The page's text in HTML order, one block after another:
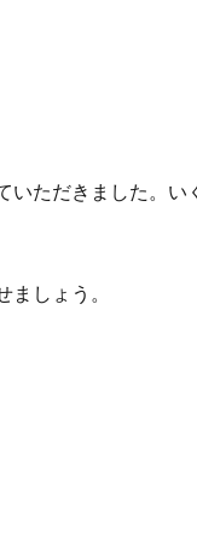
ただきました。い
しょう。